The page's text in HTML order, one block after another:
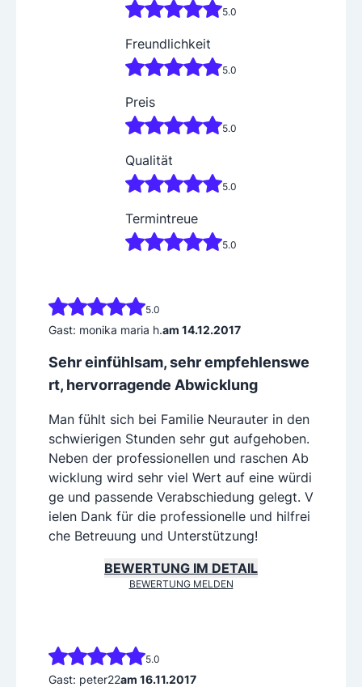
5.0
Freundlichkeit
5.0
Preis
5.0
Qualität
5.0
Termintreue
5.0
5.0
Gast: monika maria h.am 14.12.2017
Sehr einfühlsam, sehr empfehlenswe
rt, hervorragende Abwicklung
Man fühlt sich bei Familie Neurauter in den
schwierigen Stunden sehr gut aufgehoben.
Neben der professionellen und raschen Ab
wicklung wird sehr viel Wert auf eine würdi
ge und passende Verabschiedung gelegt. V
ielen Dank für die professionelle und hilfrei
che Betreuung und Unterstützung!
BEWERTUNG IM DETAIL
BEWERTUNG MELDEN
5.0
Gast: peter22am 16.11.2017